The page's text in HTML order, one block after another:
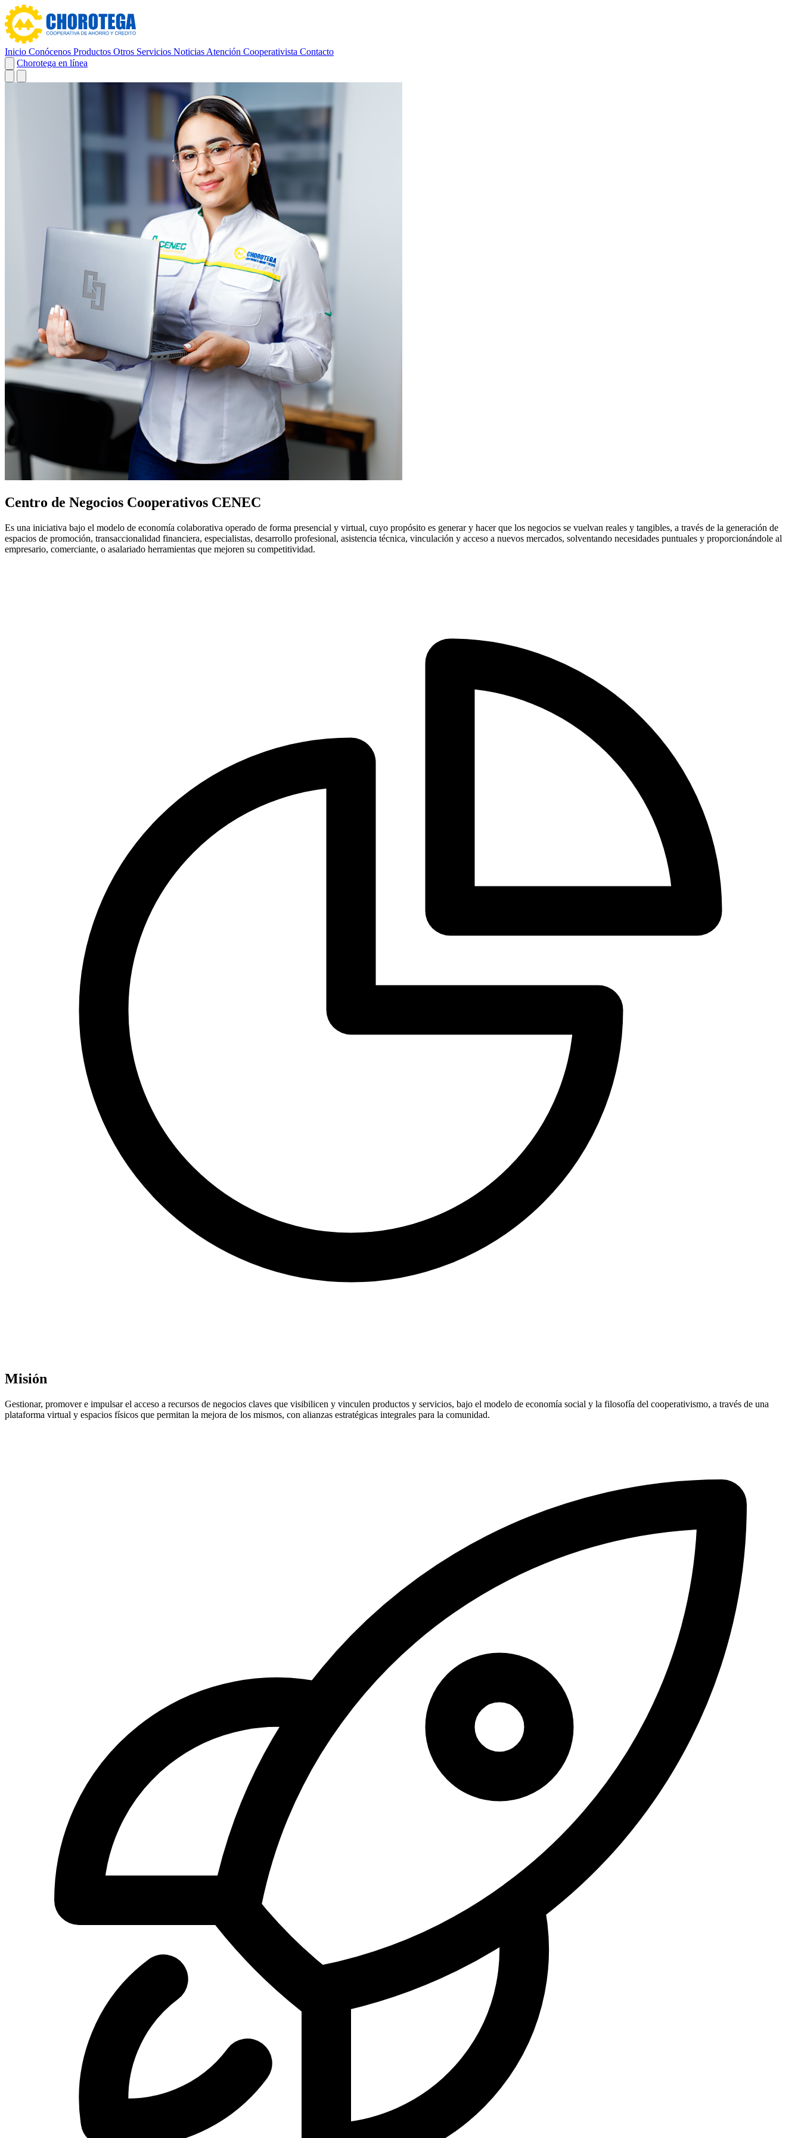
Inicio Conócenos Productos Otros Servicios Noticias Atención Cooperativista Contacto
Chorotega en línea
Centro de Negocios Cooperativos CENEC
Es una iniciativa bajo el modelo de economía colaborativa operado de forma presencial y virtual, cuyo propósito es generar y hacer que los negocios se vuelvan reales y tangibles, a través de la generación de
espacios de promoción, transaccionalidad financiera, especialistas, desarrollo profesional, asistencia técnica, vinculación y acceso a nuevos mercados, solventando necesidades puntuales y proporcionándole al
empresario, comerciante, o asalariado herramientas que mejoren su competitividad.
Misión
Gestionar, promover e impulsar el acceso a recursos de negocios claves que visibilicen y vinculen productos y servicios, bajo el modelo de economía social y la filosofía del cooperativismo, a través de una
plataforma virtual y espacios físicos que permitan la mejora de los mismos, con alianzas estratégicas integrales para la comunidad.